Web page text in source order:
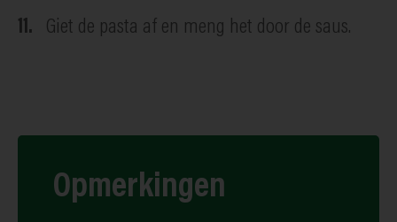
Giet de pasta af en meng het door de saus.
Opmerkingen